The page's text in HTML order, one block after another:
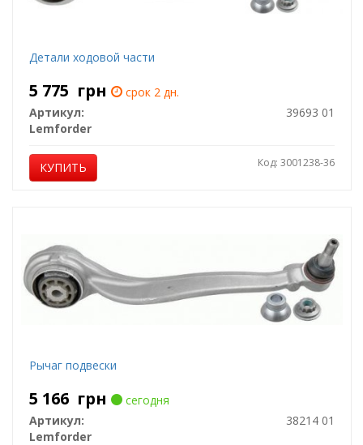
Детали ходовой части
5 775 грн
срок 2 дн.
Артикул:
39693 01
Lemforder
КУПИТЬ Код: 3001238-36
Рычаг подвески
5 166 грн
сегодня
Артикул:
38214 01
Lemforder